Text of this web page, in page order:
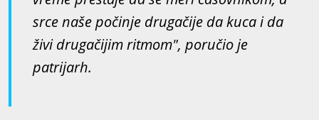
srce naše počinje drugačije da kuca i da
živi drugačijim ritmom", poručio je
patrijarh.